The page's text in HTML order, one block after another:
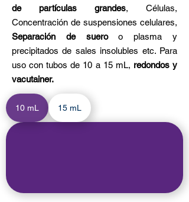
de partículas grandes, Células,
Concentración de suspensiones celulares,
Separación de sueroo plasma y
precipitados de sales insolubles etc. Para
uso con tubos de 10 a 15 mL, redondos y
vacutainer.
10 mL 15 mL